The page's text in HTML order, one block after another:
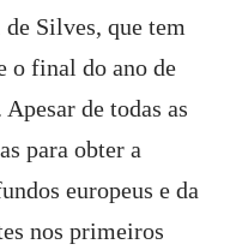
Silves, que tem
o final do ano de
de todas as
para obter a
europeus e da
nos primeiros